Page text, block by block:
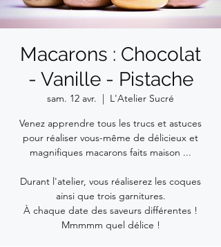
Macarons : Chocolat
- Vanille - Pistache
sam. 12 avr.
  |
L'Atelier Sucré
Venez apprendre tous les trucs et astuces
pour réaliser vous-même de délicieux et
magnifiques macarons faits maison ...
Durant l'atelier, vous réaliserez les coques
ainsi que trois garnitures.
À chaque date des saveurs différentes !
Mmmmm quel délice !